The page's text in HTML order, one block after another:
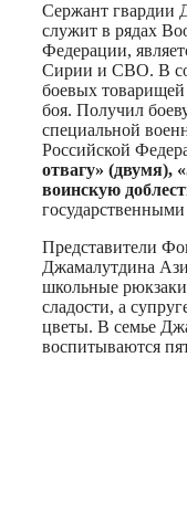
Сержант гвардии
служит в рядах
Федерации,
Сирии и СВО. В
боевых
боя. Получил
специальной
Российской
отвагу» (двумя),
воинскую
Представители
Джамалутдина
школьные
сладости, а
цветы. В семье
воспитываются